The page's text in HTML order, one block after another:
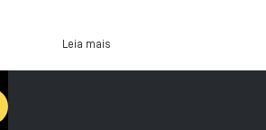
Leia mais